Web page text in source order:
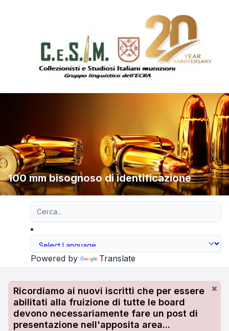
100 mm bisognoso di identificazione
Powered by Translate
Ricordiamo ai nuovi iscritti che per essere
abilitati alla fruizione di tutte le board
devono necessariamente fare un post di
presentazione nell'apposita area...